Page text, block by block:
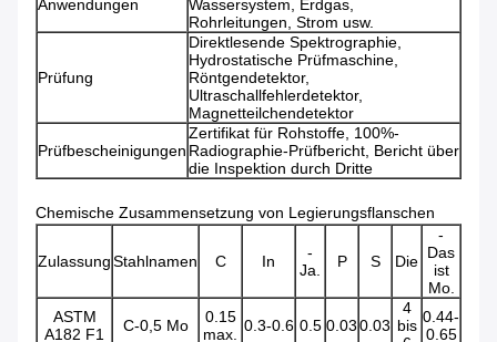
Anwendungen
Wassersystem, Erdgas,
Rohrleitungen, Strom usw.
Prüfung
Direktlesende Spektrographie,
Hydrostatische Prüfmaschine,
Röntgendetektor,
Ultraschallfehlerdetektor,
Magnetteilchendetektor
Prüfbescheinigungen
Zertifikat für Rohstoffe, 100%-
Radiographie-Prüfbericht, Bericht über
die Inspektion durch Dritte
Chemische Zusammensetzung von Legierungsflanschen
ZulassungStahlnamen C In
-
Ja.
P S Die
-
Das
ist
Mo.
ASTM
A182 F1
C-0,5 Mo
0.15
max. 0.3-0.6 0.5 0.030.03
4
bis 0.44-
0.65